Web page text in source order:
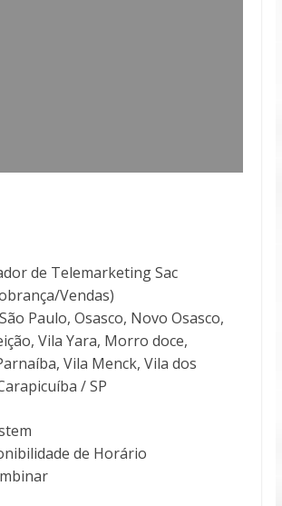
de Telemarketing Sac
Vendas)
Paulo, Osasco, Novo Osasco,
Vila Yara, Morro doce,
Vila Menck, Vila dos
/ SP
de Horário